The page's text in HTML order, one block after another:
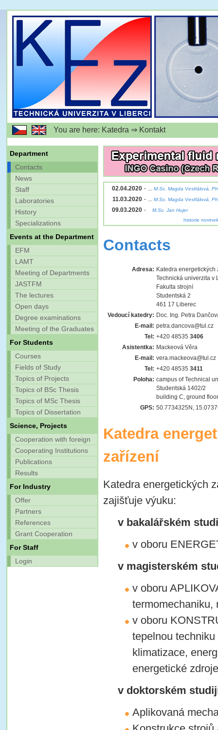
You are here: Katedra ⇒ Kontakt
Department
Contacts
News
Staff
Laboratories
History
Specializations
Events at the Department
EFM
LAMT
Meeting of Departments
JASTFM
The lectures
Open days
Degree examinations
Meeting of the Graduates
For Students
Courses
Fields of Study
Topics of Projects
Topics of BSc Thesis
Topics of MSc Thesis
Topics of Dissertation
Science, Projects
Cooperation with foreign
Cooperating Institutions
Publications
Results
For Industry
Offer
Partners
References
Grant Cooperation
For Staff
Login
02.04.2020 - ... M.Sc. Magda Vestfálová,
11.03.2020 - ... M.Sc. Magda Vestfálová,
09.03.2020 -
M.Sc. Jan Hujer
historie
Contacts
Adresa: Katedra energetických
Technická univerzita v
Fakulta strojní
Studentská 2
461 17 Liberec
Vedoucí katedry: Doc. Ing. Petra
E-mail: petra.dancova@tul.cz
Tel: +420 48535 3406
Asistentka: Mackeová Věra
E-mail: vera.mackeova@tul.cz
Tel: +420 48535 3411
Poloha: campus of Technical
Studentská 1402/2
building C, ground floor
GPS: 50.7734325N,
Katedra
zařízení
Katedra energetických
zajišťuje výuku:
v bakalářském
v oboru
v magisterském
v oboru
termomechaniku,
v oboru
tepelnou
klimatizace,
energetické
v doktorském
Aplikovaná